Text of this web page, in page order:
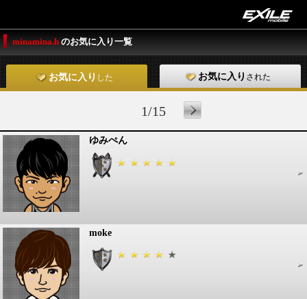
minamina.h のお気に入り一覧
お気に入り した お気に入り された
1/15
ゆみぺん
moke